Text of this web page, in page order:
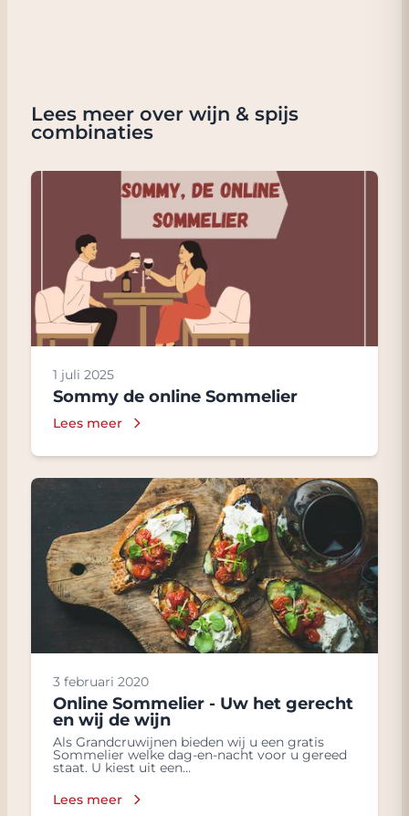
Lees meer over wijn & spijs
combinaties
1 juli 2025
Sommy de online Sommelier
Lees meer
3 februari 2020
Online Sommelier - Uw het gerecht
en wij de wijn
Als Grandcruwijnen bieden wij u een gratis
Sommelier welke dag-en-nacht voor u gereed
staat. U kiest uit een...
Lees meer